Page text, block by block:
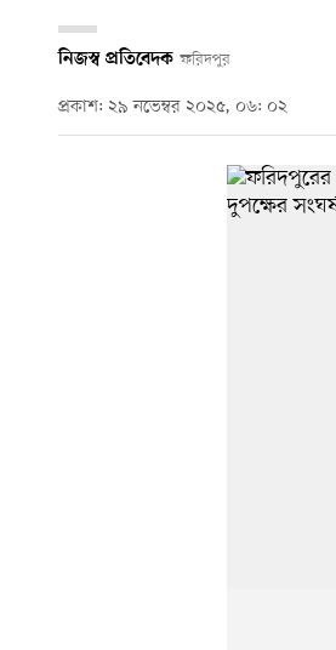
নিজস্ব প্রতিবেদক ফরিদপুর
প্রকাশ: ২৯ নভেম্বর ২০২৫, ০৬: ০২